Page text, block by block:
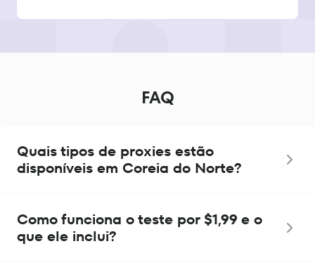
FAQ
Quais tipos de proxies estão
disponíveis em Coreia do Norte?
Como funciona o teste por $1,99 e o
que ele inclui?